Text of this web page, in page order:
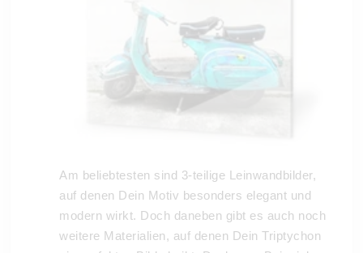
Am beliebtesten sind 3-teilige Leinwandbilder,
auf denen Dein Motiv besonders elegant und
modern wirkt. Doch daneben gibt es auch noch
weitere Materialien, auf denen Dein Triptychon